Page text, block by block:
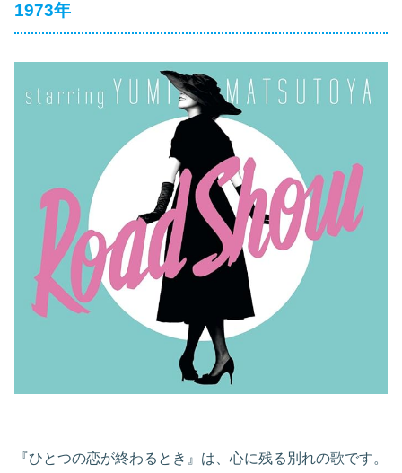
1973年
『ひとつの恋が終わるとき』は、心に残る別れの歌です。